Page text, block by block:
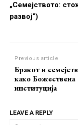
„Семејството:
развој“)
Previous article
Бракот и
како Божествена
институција
LEAVE A REPLY